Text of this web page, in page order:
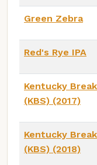
Green Zebra
Red's Rye IPA
Kentucky
(KBS) (2017)
Kentucky
(KBS) (2018)